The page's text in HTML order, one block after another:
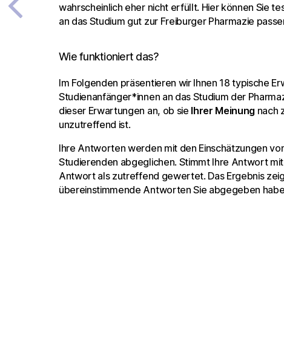
wahrscheinlich eher nicht erfüllt. Hier können Sie
an das Studium gut zur Freiburger Pharmazie
Wie funktioniert das?
Im Folgenden präsentieren wir Ihnen 18 typische
Studienanfänger*innen an das Studium der
dieser Erwartungen an, ob sie Ihrer Meinung nach
unzutreffend ist.
Ihre Antworten werden mit den Einschätzungen
Studierenden abgeglichen. Stimmt Ihre Antwort
Antwort als zutreffend gewertet. Das Ergebnis
übereinstimmende Antworten Sie abgegeben